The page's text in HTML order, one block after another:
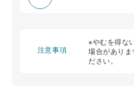
注意事項
※やむを得な
場合がありま
ださい。